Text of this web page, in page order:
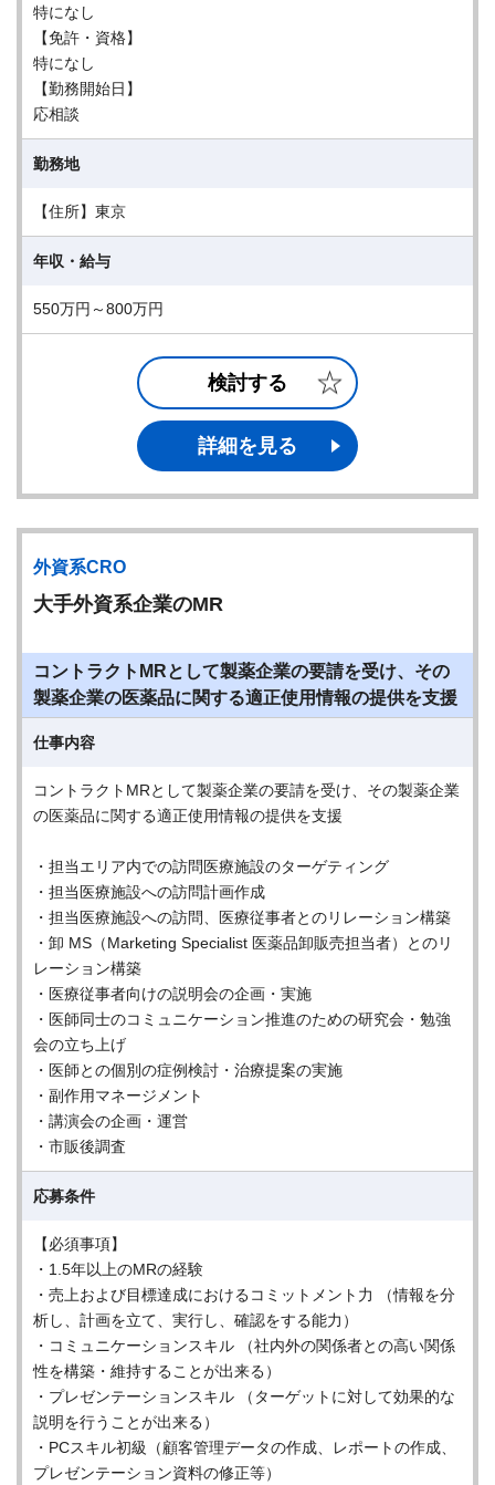
特になし
【免許・資格】
特になし
【勤務開始日】
応相談
勤務地
【住所】東京
年収・給与
550万円～800万円
検討する
詳細を見る
外資系CRO
大手外資系企業のMR
コントラクトMRとして製薬企業の要請を受け、その
製薬企業の医薬品に関する適正使用情報の提供を支援
仕事内容
コントラクトMRとして製薬企業の要請を受け、その製薬企業
の医薬品に関する適正使用情報の提供を支援
・担当エリア内での訪問医療施設のターゲティング
・担当医療施設への訪問計画作成
・担当医療施設への訪問、医療従事者とのリレーション構築
・卸 MS（Marketing Specialist 医薬品卸販売担当者）とのリ
レーション構築
・医療従事者向けの説明会の企画・実施
・医師同士のコミュニケーション推進のための研究会・勉強
会の立ち上げ
・医師との個別の症例検討・治療提案の実施
・副作用マネージメント
・講演会の企画・運営
・市販後調査
応募条件
【必須事項】
・1.5年以上のMRの経験
・売上および目標達成におけるコミットメント力 （情報を分
析し、計画を立て、実行し、確認をする能力）
・コミュニケーションスキル （社内外の関係者との高い関係
性を構築・維持することが出来る）
・プレゼンテーションスキル （ターゲットに対して効果的な
説明を行うことが出来る）
・PCスキル初級（顧客管理データの作成、レポートの作成、
プレゼンテーション資料の修正等）